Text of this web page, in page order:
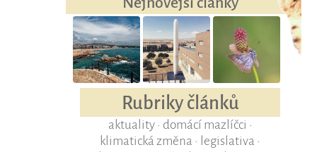
Rubriky článků
aktuality• domácí mazlíčci •
klimatická změna • legislativa •